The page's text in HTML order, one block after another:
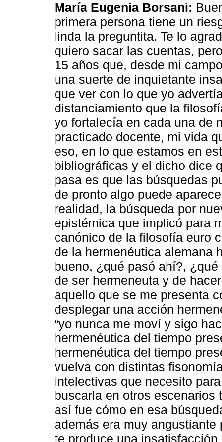
María Eugenia Borsani:
primera persona tiene un
linda la preguntita. Te lo
quiero sacar las cuentas,
15 años que, desde mi
una suerte de inquietante
que ver con lo que yo
distanciamiento que la
yo fortalecía en cada una de
practicado docente, mi vida
eso, en lo que estamos en
bibliográficas y el dicho dice
pasa es que las búsquedas
de pronto algo puede
realidad, la búsqueda por
epistémica que implicó para
canónico de la filosofía euro
de la hermenéutica alemana
bueno, ¿qué pasó ahí?,
de ser hermeneuta y de
aquello que se me presenta
desplegar una acción
“yo nunca me moví y sigo
hermenéutica del tiempo
hermenéutica del tiempo
vuelva con distintas
intelectivas que necesito
buscarla en otros escenarios
así fue cómo en esa
además era muy
te produce una